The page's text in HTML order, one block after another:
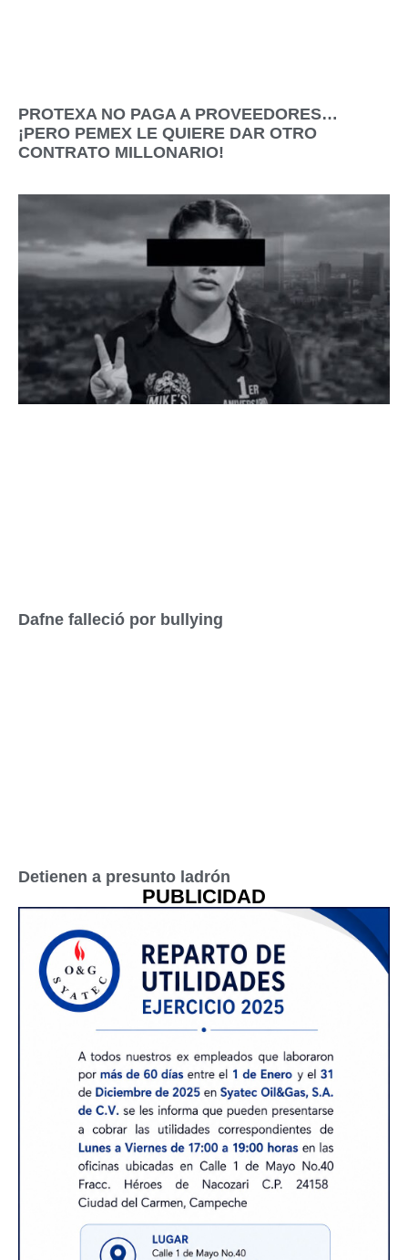
PROTEXA NO PAGA A PROVEEDORES…
¡PERO PEMEX LE QUIERE DAR OTRO
CONTRATO MILLONARIO!
Dafne falleció por bullying
Detienen a presunto ladrón
PUBLICIDAD